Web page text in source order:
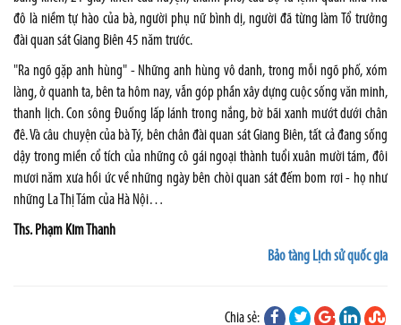
đô là niềm tự hào của bà, người phụ nữ bình dị, người đã từng làm Tổ trưởng
đài quan sát Giang Biên 45 năm trước.
"Ra ngõ gặp anh hùng" - Những anh hùng vô danh, trong mỗi ngõ phố, xóm
làng, ở quanh ta, bên ta hôm nay, vẫn góp phần xây dựng cuộc sống văn minh,
thanh lịch. Con sông Đuống lấp lánh trong nắng, bờ bãi xanh mướt dưới chân
đê. Và câu chuyện của bà Tý, bên chân đài quan sát Giang Biên, tất cả đang sống
dậy trong miền cổ tích của những cô gái ngoại thành tuổi xuân mười tám, đôi
mươi năm xưa hồi ức về những ngày bên chòi quan sát đếm bom rơi - họ như
những La Thị Tám của Hà Nội…
Ths. Phạm Kim Thanh
Bảo tàng Lịch sử quốc gia
Chia sẻ: